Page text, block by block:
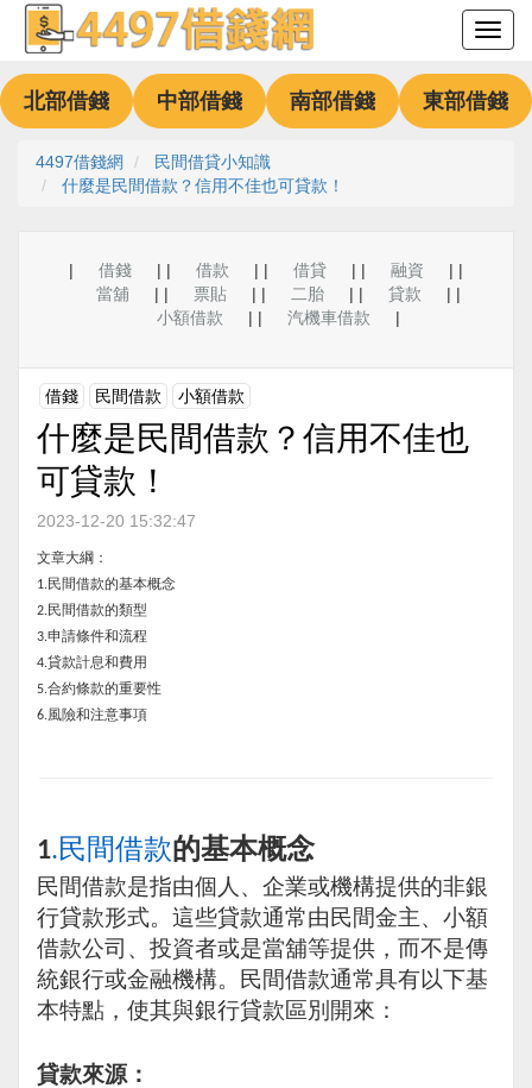
北部借錢 中部借錢 南部借錢 東部借錢
4497借錢網
民間借貸小知識
什麼是民間借款？信用不佳也可貸款！
| 借錢 | | 借款 | | 借貸 | | 融資
| |
當舖
| | 票貼 | | 二胎 | | 貸款
| |
小額借款
| | 汽機車借款 |
借錢 民間借款 小額借款
什麼是民間借款？信用不佳也
可貸款！
2023-12-20 15:32:47
文章大綱：
1.民間借款的基本概念
2.民間借款的類型
3.申請條件和流程
4.貸款計息和費用
5.合約條款的重要性
6.風險和注意事項
1.民間借款的基本概念
民間借款是指由個人、企業或機構提供的非銀
行貸款形式。這些貸款通常由民間金主、小額
借款公司、投資者或是當舖等提供，而不是傳
統銀行或金融機構。民間借款通常具有以下基
本特點，使其與銀行貸款區別開來：
貸款來源：